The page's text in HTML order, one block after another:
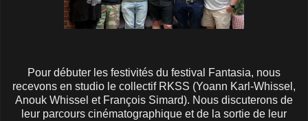
Pour débuter les festivités du festival Fantasia, nous
recevons en studio le collectif RKSS (Yoann Karl-Whissel,
Anouk Whissel et François Simard). Nous discuterons de
leur parcours cinématographique et de la sortie de leur